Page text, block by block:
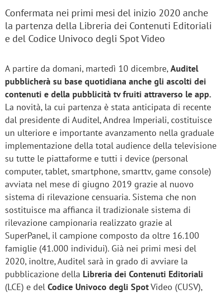
Confermata nei primi mesi del inizio 2020 anche
la partenza della Libreria dei Contenuti Editoriali
e del Codice Univoco degli Spot Video
A partire da domani, martedì 10 dicembre,Auditel
pubblicherà su base quotidiana anche gli ascolti dei
contenuti e della pubblicità tv fruiti attraverso le app.
La novità, la cui partenza è stata anticipata di recente
dal presidente di Auditel, Andrea Imperiali, costituisce
un ulteriore e importante avanzamento nella graduale
implementazione della total audience della televisione
su tutte le piattaforme e tutti i device (personal
computer, tablet, smartphone, smarttv, game console)
avviata nel mese di giugno 2019 grazie al nuovo
sistema di rilevazione censuaria. Sistema che non
sostituisce ma affianca il tradizionale sistema di
rilevazione campionaria realizzato grazie al
SuperPanel, il campione composto da oltre 16.100
famiglie (41.000 individui). Già nei primi mesi del
2020, inoltre, Auditel sarà in grado di avviare la
pubblicazione della Libreria dei Contenuti Editoriali
(LCE) e del Codice Univoco degli SpotVideo (CUSV),